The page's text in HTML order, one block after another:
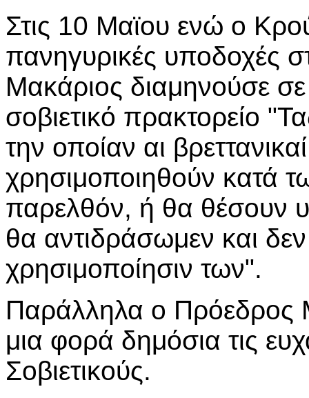
Στις 10 Μαϊου ενώ ο
πανηγυρικές υποδοχές
Μακάριος διαμηνούσε
σοβιετικό πρακτορείο
την οποίαν αι
χρησιμοποιηθούν κατά
παρελθόν, ή θα θέσουν
θα αντιδράσωμεν και
χρησιμοποίησιν των".
Παράλληλα ο Πρόεδρος
μια φορά δημόσια τις
Σοβιετικούς.